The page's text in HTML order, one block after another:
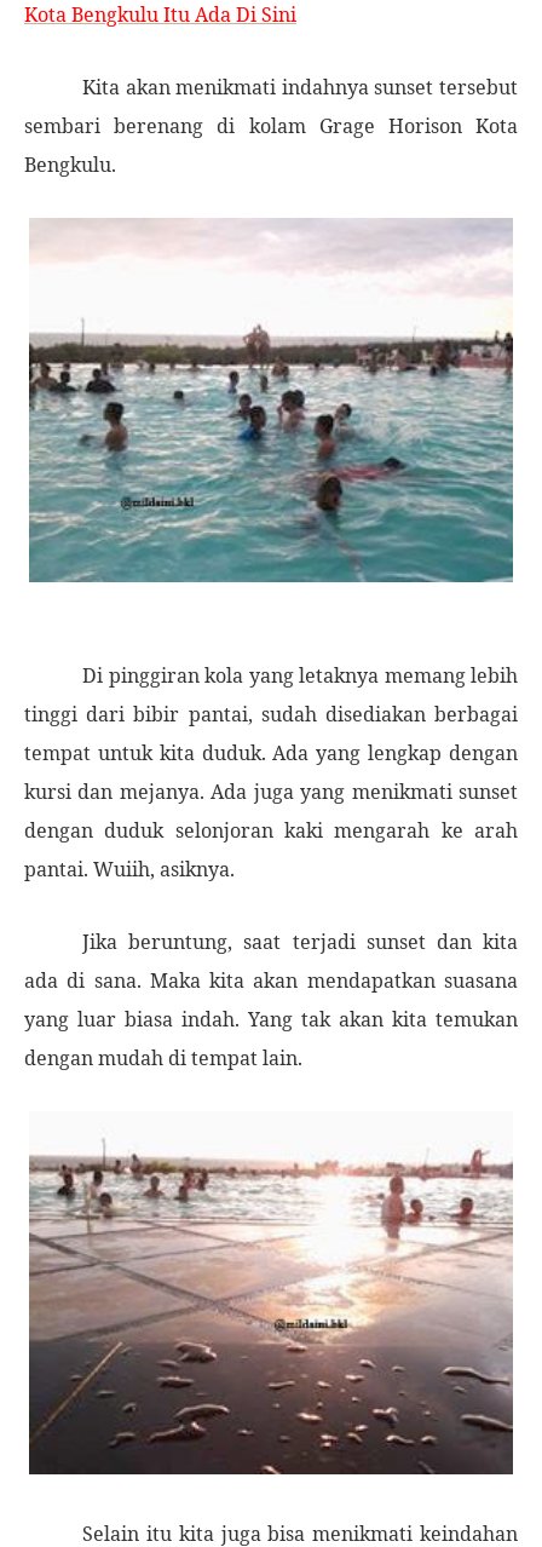
Kota Bengkulu Itu Ada Di Sini
Kita akan menikmati indahnya sunset tersebut
sembari berenang di kolam Grage Horison Kota
Bengkulu.
Di pinggiran kola yang letaknya memang lebih
tinggi dari bibir pantai, sudah disediakan berbagai
tempat untuk kita duduk. Ada yang lengkap dengan
kursi dan mejanya. Ada juga yang menikmati sunset
dengan duduk selonjoran kaki mengarah ke arah
pantai. Wuiih, asiknya.
Jika beruntung, saat terjadi sunset dan kita
ada di sana. Maka kita akan mendapatkan suasana
yang luar biasa indah. Yang tak akan kita temukan
dengan mudah di tempat lain.
Selain itu kita juga bisa menikmati keindahan